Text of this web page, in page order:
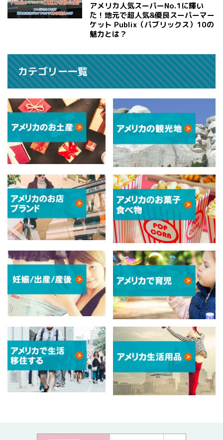
アメリカ人気スーパーNo.1に輝い
た！地元で超人気&優良スーパーマー
ケット Publix（パブリックス）10の
魅力とは？
カテゴリー一覧